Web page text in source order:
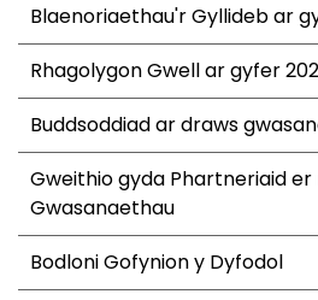
Blaenoriaethau'r Gyllideb ar
Rhagolygon Gwell ar gyfer
Buddsoddiad ar draws
Gweithio gyda Phartneriaid
Gwasanaethau
Bodloni Gofynion y Dyfodol